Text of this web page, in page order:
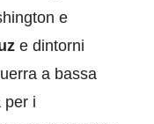
e
e dintorni
a bassa
per i